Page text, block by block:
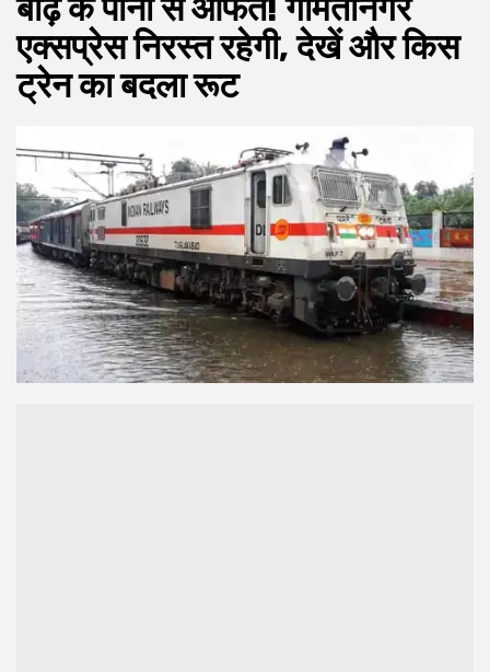
बाढ़ के पानी से आफत! गोमतीनगर
एक्सप्रेस निरस्त रहेगी, देखें और किस
ट्रेन का बदला रूट